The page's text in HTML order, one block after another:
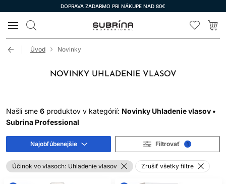
DOPRAVA ZADARMO PRI NÁKUPE NAD 80€
LOMAX
Úvod Novinky
NOVINKY UHLADENIE VLASOV
Našli sme 6 produktov v kategórií: Novinky Uhladenie vlasov •
Subrina Professional
Najobľúbenejšie Filtrovať 1
Účinok vo vlasoch: Uhladenie vlasov Zrušiť všetky filtre